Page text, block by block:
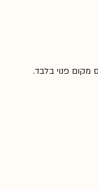
מקום פנוי בלבד.